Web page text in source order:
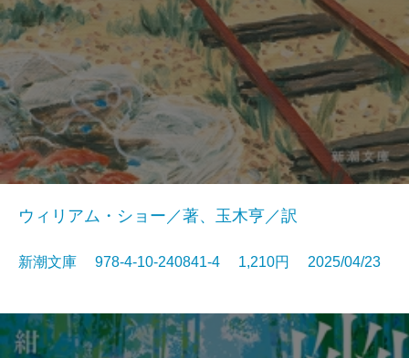
ウィリアム・ショー／著、玉木亨／訳
新潮文庫 978-4-10-240841-4 1,210円 2025/04/23